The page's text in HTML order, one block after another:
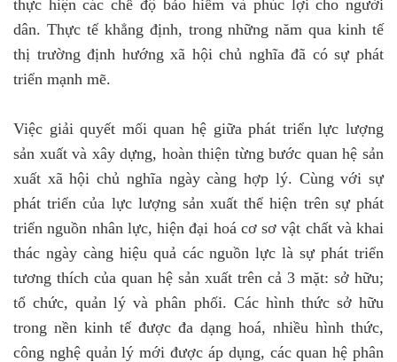
thực hiện các chế độ bảo hiểm và phúc lợi cho người
dân. Thực tế khẳng định, trong những năm qua kinh tế
thị trường định hướng xã hội chủ nghĩa đã có sự phát
triển mạnh mẽ.
Việc giải quyết mối quan hệ giữa phát triển lực lượng
sản xuất và xây dựng, hoàn thiện từng bước quan hệ sản
xuất xã hội chủ nghĩa ngày càng hợp lý. Cùng với sự
phát triển của lực lượng sản xuất thể hiện trên sự phát
triển nguồn nhân lực, hiện đại hoá cơ sơ vật chất và khai
thác ngày càng hiệu quả các nguồn lực là sự phát triển
tương thích của quan hệ sản xuất trên cả 3 mặt: sở hữu;
tổ chức, quản lý và phân phối. Các hình thức sở hữu
trong nền kinh tế được đa dạng hoá, nhiều hình thức,
công nghệ quản lý mới được áp dụng, các quan hệ phân